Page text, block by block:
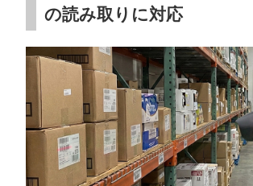
の読み取りに対応